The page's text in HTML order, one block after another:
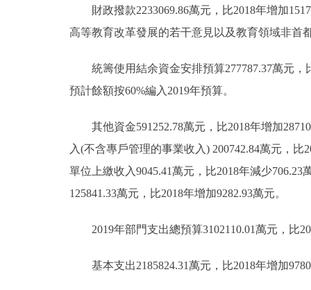
財政撥款2233069.86萬元，比2018年增加
高等教育改革發展的若干意見以及教育領域非首
統籌使用結余資金安排預算277787.37萬元，
預計餘額按60%編入2019年預算。
其他資金591252.78萬元，比2018年增加
入(不含專戶管理的事業收入) 200742.84萬元，比
單位上繳收入9045.41萬元，比2018年減少
125841.33萬元，比2018年增加9282.93萬元。
2019年部門支出總預算3102110.01萬元，比
基本支出2185824.31萬元，比2018年增加